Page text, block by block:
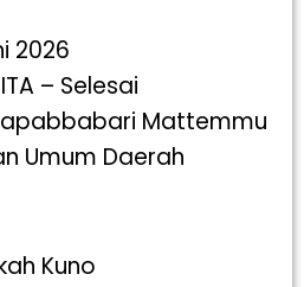
2026
– Selesai
Mattemmu
Umum Daerah
Kuno